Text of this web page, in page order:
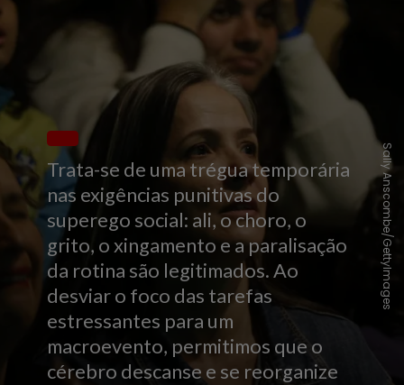
Trata-se de uma trégua temporária
nas exigências punitivas do
superego social: ali, o choro, o
grito, o xingamento e a paralisação
da rotina são legitimados. Ao
desviar o foco das tarefas
estressantes para um
macroevento, permitimos que o
cérebro descanse e se reorganize
Sally Anscombe/GettyImages